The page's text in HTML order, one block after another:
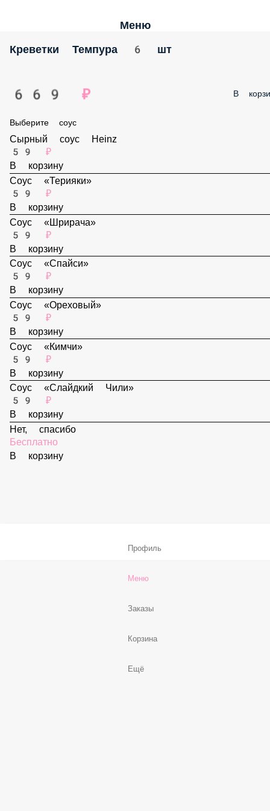
Меню
Креветки Темпура 6 шт
669 ₽ В
Выберите соус
Сырный соус Heinz
59 ₽
В корзину
Соус «Терияки»
59 ₽
В корзину
Соус «Шрирача»
59 ₽
В корзину
Соус «Спайси»
59 ₽
В корзину
Соус «Ореховый»
59 ₽
В корзину
Соус «Кимчи»
59 ₽
В корзину
59 ₽